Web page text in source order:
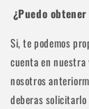
¿Puedo
Si, te podemos
cuenta en nuestra
nosotros
deberas